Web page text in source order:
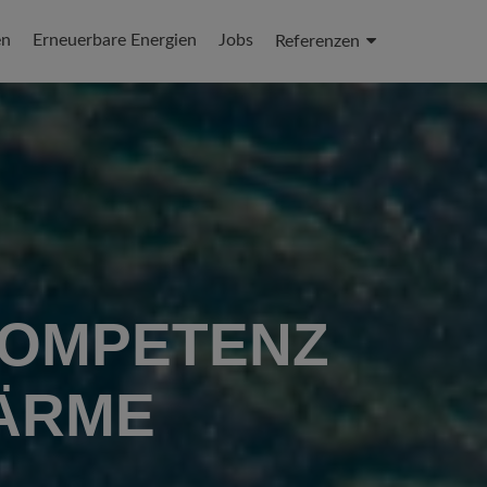
Erneuerbare Energien Jobs Referenzen